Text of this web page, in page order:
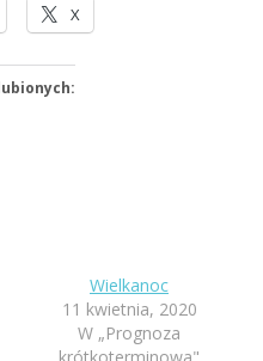
X
Wielkanoc
11 kwietnia, 2020
W „Prognoza